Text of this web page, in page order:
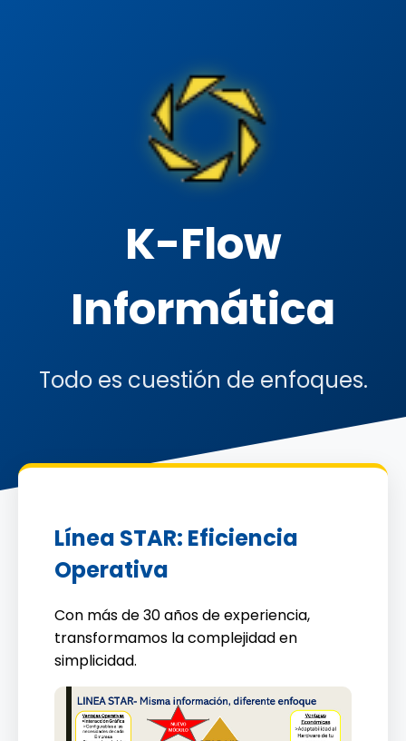
K-Flow
Informática
Todo es cuestión de enfoques.
Línea STAR: Eficiencia
Operativa
Con más de 30 años de experiencia,
transformamos la complejidad en
simplicidad.